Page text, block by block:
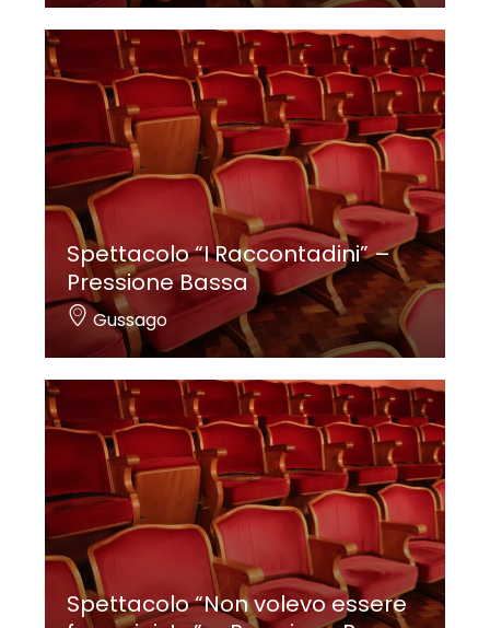
Spettacolo “I Raccontadini” –
Pressione Bassa
Gussago
Spettacolo “Non volevo essere